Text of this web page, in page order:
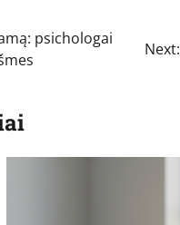
psichologai
Next: